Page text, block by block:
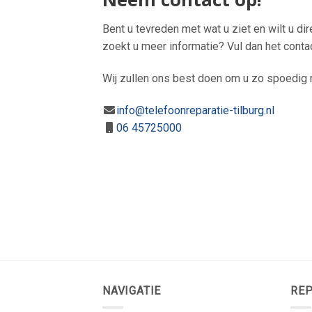
Bent u tevreden met wat u ziet en wilt u
zoekt u meer informatie? Vul dan het
Wij zullen ons best doen om u zo spoedig
info@telefoonreparatie-tilburg.nl
06 45725000
NAVIGATIE